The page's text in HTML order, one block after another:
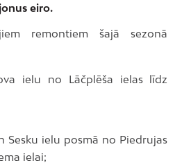
eiro.
remontiem šajā sezonā
ielu no Lāčplēša ielas līdz
Sesku ielu posmā no Piedrujas
ielai;